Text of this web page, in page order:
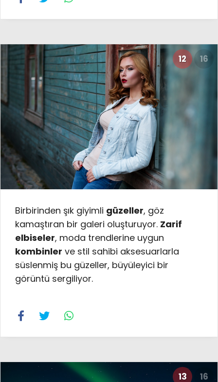
12 16
Birbirinden şık giyimli güzeller, göz
kamaştıran bir galeri oluşturuyor. Zarif
elbiseler, moda trendlerine uygun
kombinler ve stil sahibi aksesuarlarla
süslenmiş bu güzeller, büyüleyici bir
görüntü sergiliyor.
13 16